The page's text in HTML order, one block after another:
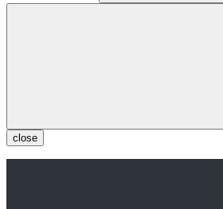
close